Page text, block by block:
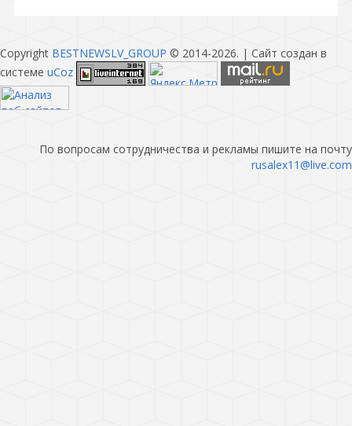
Copyright BESTNEWSLV_GROUP © 2014-2026. | Сайт создан в
системе uCoz
По вопросам сотрудничества и рекламы пишите на почту
rusalex11@live.com